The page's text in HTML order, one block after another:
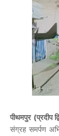
पीथमपुर (प्रदीप
संग्रह समर्पण